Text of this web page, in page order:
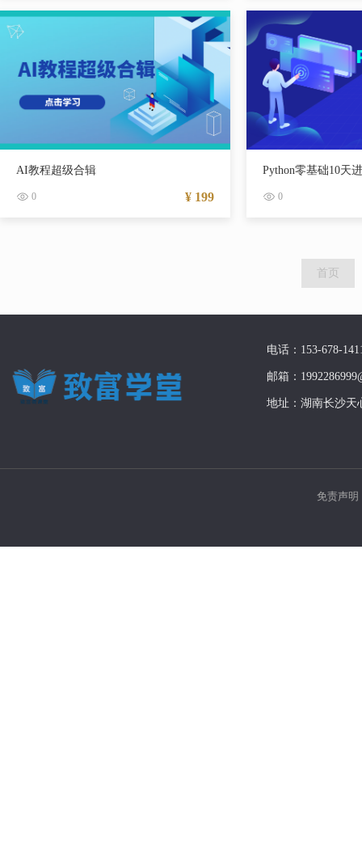
AI教程超级合辑
0 ¥ 199
Python零基础10天
0
首页
电话：153-678-
邮箱：
地址：湖南长沙天
免责声明